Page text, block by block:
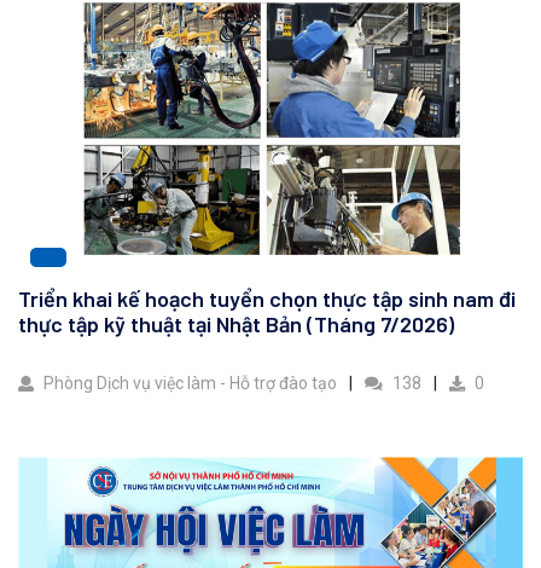
Triển khai kế hoạch tuyển chọn thực tập sinh nam đi
thực tập kỹ thuật tại Nhật Bản (Tháng 7/2026)
Phòng Dịch vụ việc làm - Hỗ trợ đào tạo 138 0